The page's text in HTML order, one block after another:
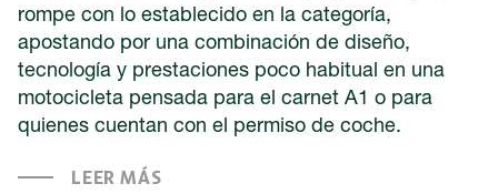
rompe con lo establecido en la categoría,
apostando por una combinación de diseño,
tecnología y prestaciones poco habitual en una
motocicleta pensada para el carnet A1 o para
quienes cuentan con el permiso de coche.
LEER MÁS